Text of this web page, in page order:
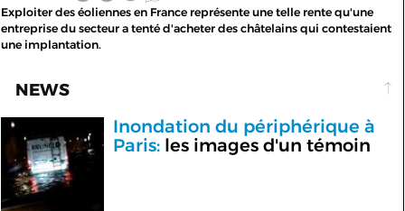
Exploiter des éoliennes en France représente une telle rente qu'une
entreprise du secteur a tenté d'acheter des châtelains qui contestaient
une implantation.
NEWS
Inondation du périphérique à
Paris:les images d'un témoin